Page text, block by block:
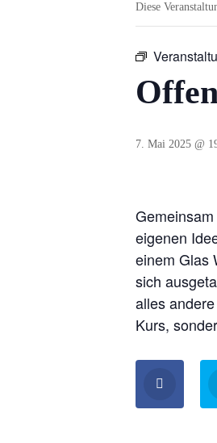
Diese
7. Mai 2025 @
eigenen
einem Glas
sich
alles
Kurs,